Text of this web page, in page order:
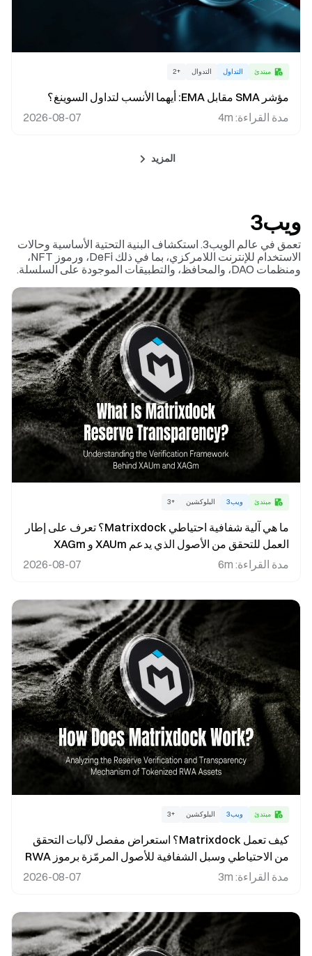
مبتدئ التداول التدوال +
2
مؤشر SMA مقابل EMA: أيهما الأنسب لتداول السوينغ؟
مدة القراءة:
4m
2026-08-07
المزيد
ويب3
تعمق في عالم الويب3. استكشاف البنية التحتية الأساسية وحالات
الاستخدام للإنترنت اللامركزي، بما في ذلك DeFi، ورموز NFT،
ومنظمات DAO، والمحافظ، والتطبيقات الموجودة على السلسلة.
مبتدئ ويب3 البلوكشين +
3
ما هي آلية شفافية احتياطي Matrixdock؟ تعرف على إطار
العمل للتحقق من الأصول الذي يدعم XAUm و XAGm
مدة القراءة:
6m
2026-08-07
مبتدئ ويب3 البلوكشين +
3
كيف تعمل Matrixdock؟ استعراض مفصل لآليات التحقق
من الاحتياطي وسبل الشفافية للأصول المرمّزة برموز RWA
مدة القراءة:
3m
2026-08-07